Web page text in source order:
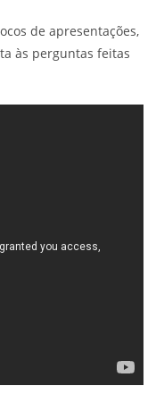
de apresentações,
às perguntas feitas